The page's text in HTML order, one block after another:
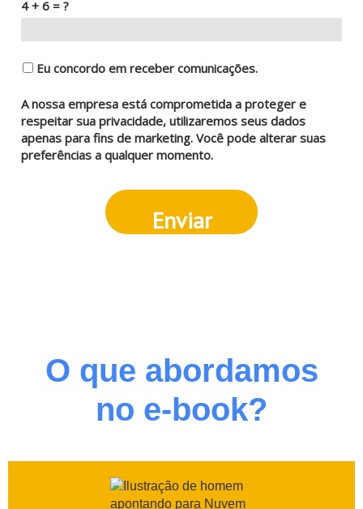
4 + 6 = ?
Eu concordo em receber comunicações.
A nossa empresa está comprometida a proteger e
respeitar sua privacidade, utilizaremos seus dados
apenas para fins de marketing. Você pode alterar suas
preferências a qualquer momento.
Enviar
O que abordamos
no e-book?